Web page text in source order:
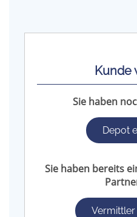
Kunde
Sie haben
Depot
Sie haben bereits